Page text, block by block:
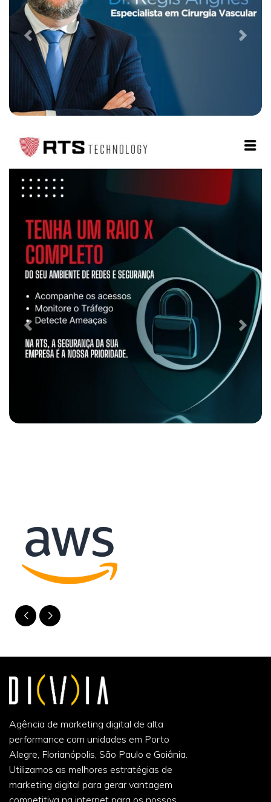
Agência de marketing digital de alta
performance com unidades em Porto
Alegre, Florianópolis, São Paulo e Goiânia.
Utilizamos as melhores estratégias de
marketing digital para gerar vantagem